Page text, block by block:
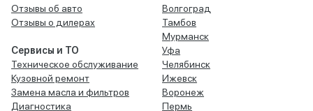
Отзывы об авто
Отзывы о дилерах
Сервисы и ТО
Техническое обслуживание
Кузовной ремонт
Замена масла и фильтров
Диагностика
Волгоград
Тамбов
Мурманск
Уфа
Челябинск
Ижевск
Воронеж
Пермь